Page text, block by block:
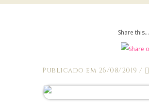
Share this...
Publicado em 26/08/2019 /